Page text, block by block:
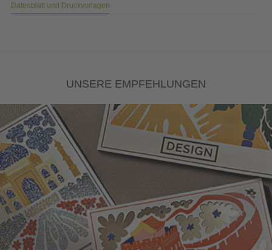
Datenblatt und Druckvorlagen
UNSERE EMPFEHLUNGEN